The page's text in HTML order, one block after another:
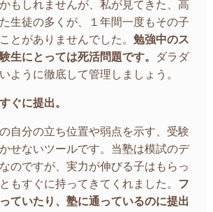
もしれませんが、私が見てきた、高
生徒の多くが、１年間一度もその子
とがありませんでした。 勉強中のス
生にとっては死活問題です。
ダラダ
ように徹底して管理しましょう。
ぐに提出。
自分の立ち位置や弱点を示す、受験
せないツールです。当塾は模試のデ
のですが、実力が伸びる子はもらっ
もすぐに持ってきてくれました。 フ
ていたり、塾に通っているのに提出